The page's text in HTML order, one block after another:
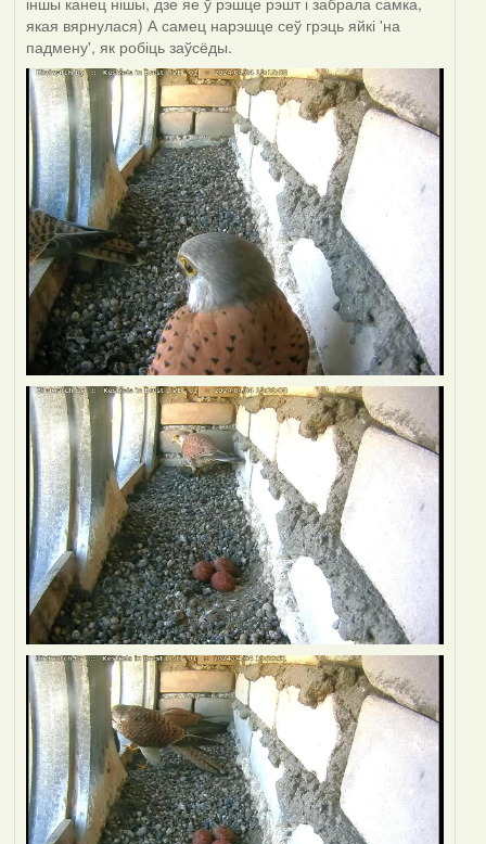
якая вярнулася) А самец нарэшце сеў грэць яйкі 'на
падмену', як робіць заўсёды.